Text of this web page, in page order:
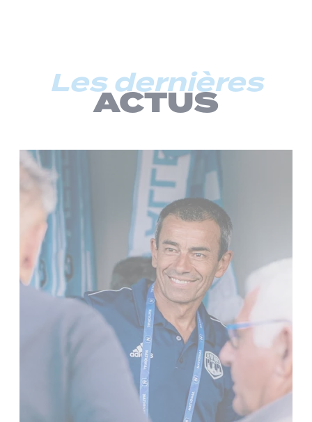
Les dernières
ACTUS